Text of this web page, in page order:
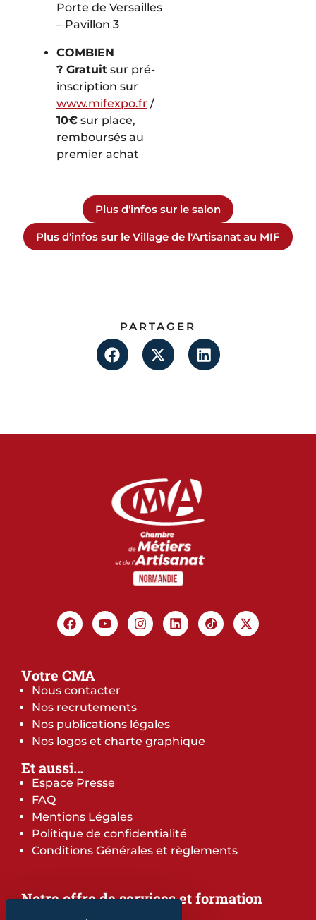
Porte de Versailles
– Pavillon 3
COMBIEN
? Gratuit sur pré-
inscription sur
www.mifexpo.fr /
10€ sur place,
remboursés au
premier achat
Plus d'infos sur le salon
Plus d'infos sur le Village de l'Artisanat au MIF
PARTAGER
Votre CMA
Nous contacter
Nos recrutements
Nos publications légales
Nos logos et charte graphique
Et aussi…
Espace Presse
FAQ
Mentions Légales
Politique de confidentialité
Conditions Générales et règlements
Notre offre de services et formation